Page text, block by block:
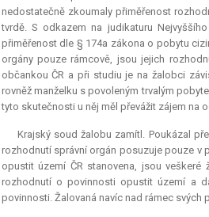
nedostatečně zkoumaly přiměřenost
tvrdě. S odkazem na judikaturu
přiměřenost dle § 174a zákona o pobytu
orgány pouze rámcově, jsou jejich
občankou ČR a při studiu je na žalobci
rovněž manželku s povoleným trvalým
tyto skutečnosti u něj měl převážit zájem na
Krajský soud žalobu zamítl. Poukázal
rozhodnutí správní orgán posuzuje pouze v
opustit území ČR stanovena, jsou
rozhodnutí o povinnosti opustit území a
povinnosti. Žalovaná navíc nad rámec